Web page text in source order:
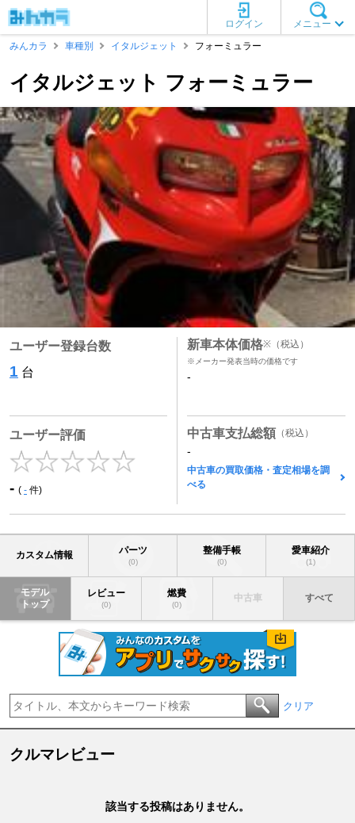
メニュー
ログイン
みんカラ
車種別 イタルジェット フォーミュラー
イタルジェット フォーミュラー
ユーザー登録台数
1 台
ユーザー評価
- ( - 件)
新車本体価格※ （税込）
※メーカー発表当時の価格です
-
中古車支払総額 （税込）
-
中古車の買取価格・査定相場を調
べる
カスタム情報 パーツ
(0)
整備手帳
(0)
愛車紹介
(1)
モデル
トップ
レビュー
(0)
燃費
(0)
中古車 すべて
クリア
クルマレビュー
該当する投稿はありません。